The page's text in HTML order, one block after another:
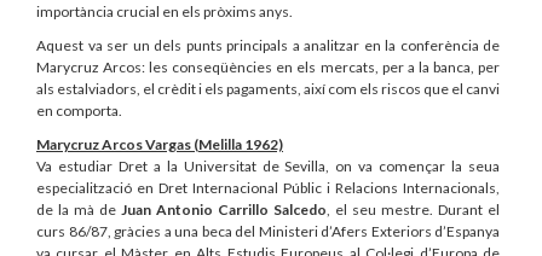
importància crucial en els pròxims anys.
Aquest va ser un dels punts principals a analitzar en la conferència de
Marycruz Arcos: les conseqüències en els mercats, per a la banca, per
als estalviadors, el crèdit i els pagaments, així com els riscos que el canvi
en comporta.
Marycruz Arcos Vargas (Melilla 1962)
Va estudiar Dret a la Universitat de Sevilla, on va començar la seua
especialització en Dret Internacional Públic i Relacions Internacionals,
de la mà de Juan Antonio Carrillo Salcedo, el seu mestre. Durant el
curs 86/87, gràcies a una beca del Ministeri d’Afers Exteriors d’Espanya